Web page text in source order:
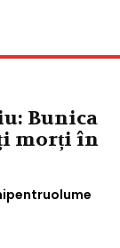
Bunica
morți în